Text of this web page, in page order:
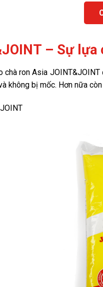
– Sự
ron Asia
không bị mốc. Hơn nữa